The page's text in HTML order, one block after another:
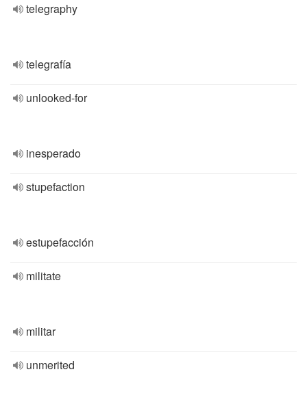
telegraphy
telegrafía
unlooked-for
inesperado
stupefaction
estupefacción
militate
militar
unmerited